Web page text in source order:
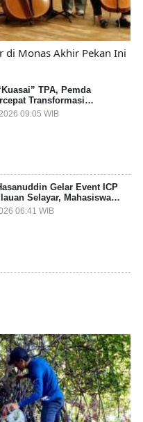
di Monas Akhir Pekan Ini
TPA, Pemda
Transformasi
Organik dari Sumber
09:05 WIB
Gelar Event ICP
Selayar, Mahasiswa
Jadi Partisipan
06:41 WIB